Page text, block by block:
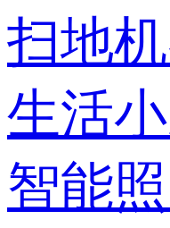
扫地
生活
智能